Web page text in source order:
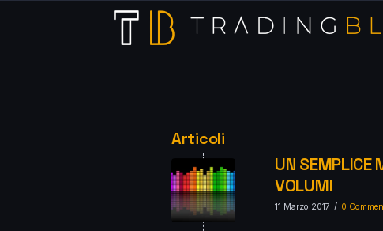
Articoli
UN SEMPLICE
VOLUMI
11 Marzo 2017 / 0